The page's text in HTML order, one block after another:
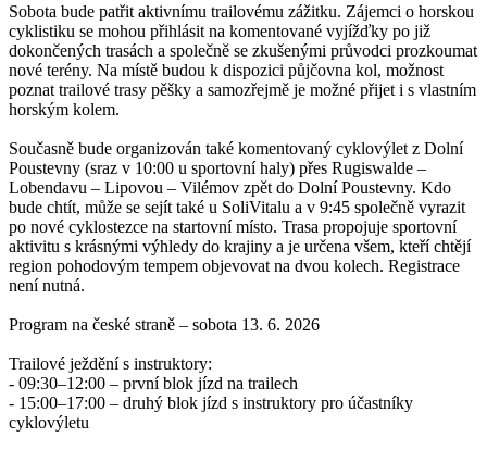
Sobota bude patřit aktivnímu trailovému zážitku. Zájemci o horskou
cyklistiku se mohou přihlásit na komentované vyjížďky po již
dokončených trasách a společně se zkušenými průvodci prozkoumat
nové terény. Na místě budou k dispozici půjčovna kol, možnost
poznat trailové trasy pěšky a samozřejmě je možné přijet i s vlastním
horským kolem.
Současně bude organizován také komentovaný cyklovýlet z Dolní
Poustevny (sraz v 10:00 u sportovní haly) přes Rugiswalde –
Lobendavu – Lipovou – Vilémov zpět do Dolní Poustevny. Kdo
bude chtít, může se sejít také u SoliVitalu a v 9:45 společně vyrazit
po nové cyklostezce na startovní místo. Trasa propojuje sportovní
aktivitu s krásnými výhledy do krajiny a je určena všem, kteří chtějí
region pohodovým tempem objevovat na dvou kolech. Registrace
není nutná.
Program na české straně – sobota 13. 6. 2026
Trailové ježdění s instruktory:
- 09:30–12:00 – první blok jízd na trailech
- 15:00–17:00 – druhý blok jízd s instruktory pro účastníky
cyklovýletu